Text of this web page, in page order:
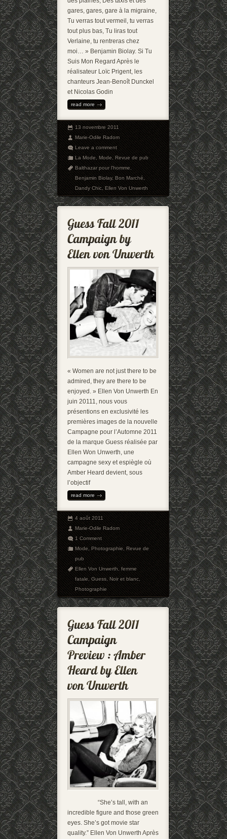
gares, gares, gare à la migraine,
Tu verras tout vermeil, tu verras
tout plus bas, Tu liras tout
Verlaine, tu rentreras chez
moi… » Benjamin Biolay. Si Tu
Suis Mon Regard Après le
réalisateur Loïc Prigent, les
chanteurs Jean-Benoît Dunckel
et Nicolas Godin
read more
13 novembre 2011
Marie-Odile Radom
Leave a comment
La Mode,Mode,Revue de pub
Balthazar pour l'homme,
Benjamin Biolay,Bon Marché,
Dandy Chic,Ellen Von Unwerth
« Women are not just there to be
admired, they are there to be
enjoyed. » Ellen Von Unwerth En
juin 20111, nous vous
présentions en exclusivité les
premières images de la nouvelle
Campagne pour l’Automne 2011
de la marque Guess réalisée par
Ellen Won Unwerth, une
campagne sexy et espiègle où
Amber Heard devient, sous
l’objectif
read more
4 août 2011
Marie-Odile Radom
1 Comment
Mode,Photographie,Revue de
pub
Ellen Von Unwerth,femme
fatale,Guess,Noir et blanc,
Photographie
“She’s tall, with an
incredible figure and those green
eyes. She’s got movie star
quality.” Ellen Von Unwerth Après